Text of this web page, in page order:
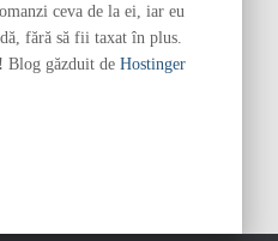
ceva de la ei, iar eu
fără să fii taxat în plus.
Blog găzduit de Hostinger